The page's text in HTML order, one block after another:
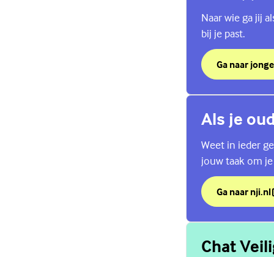
Naar wie ga jij
bij je past.
Ga naar
over Weet jij
(Externe link)
Als je
Weet in ieder
jouw taak om
Ga naar nji.nl
over Als je
(Externe link)
Chat